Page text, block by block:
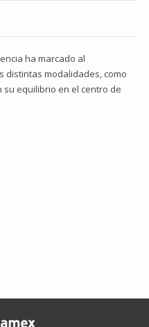
ha marcado al
distintas modalidades, como
equilibrio en el centro de